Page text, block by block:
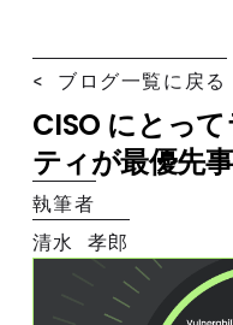
< ブログ一覧に戻る
CISO にとっ
ティが最優先
執筆者
清水 孝郎